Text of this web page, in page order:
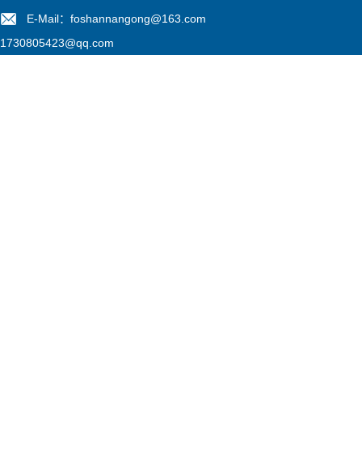
E-Mail：foshannangong@163.com
1730805423@qq.com